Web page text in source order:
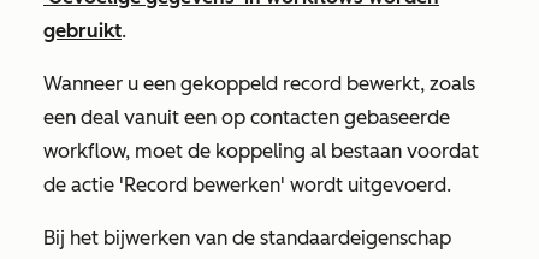
gebruikt.
Wanneer u een gekoppeld record bewerkt, zoals
een deal vanuit een op contacten gebaseerde
workflow, moet de koppeling al bestaan voordat
de actie 'Record bewerken' wordt uitgevoerd.
Bij het bijwerken van de standaardeigenschap